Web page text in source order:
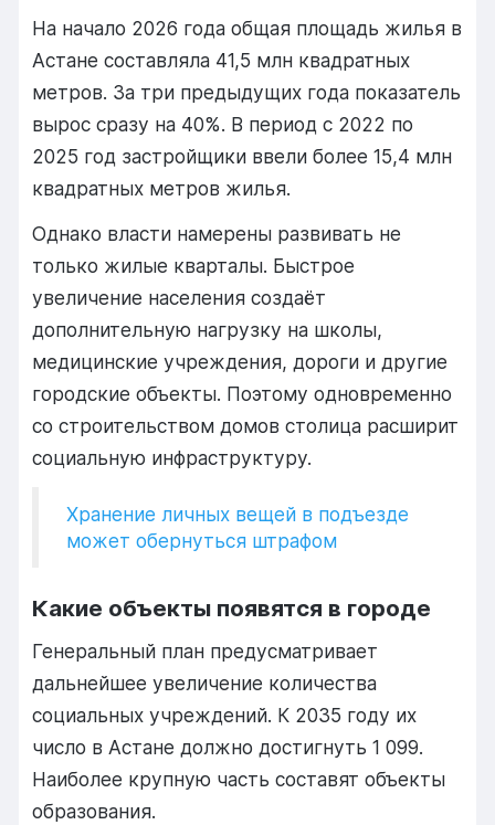
На начало 2026 года общая площадь жилья в
Астане составляла 41,5 млн квадратных
метров. За три предыдущих года показатель
вырос сразу на 40%. В период с 2022 по
2025 год застройщики ввели более 15,4 млн
квадратных метров жилья.
Однако власти намерены развивать не
только жилые кварталы. Быстрое
увеличение населения создаёт
дополнительную нагрузку на школы,
медицинские учреждения, дороги и другие
городские объекты. Поэтому одновременно
со строительством домов столица расширит
социальную инфраструктуру.
Хранение личных вещей в подъезде
может обернуться штрафом
Какие объекты появятся в городе
Генеральный план предусматривает
дальнейшее увеличение количества
социальных учреждений. К 2035 году их
число в Астане должно достигнуть 1 099.
Наиболее крупную часть составят объекты
образования.